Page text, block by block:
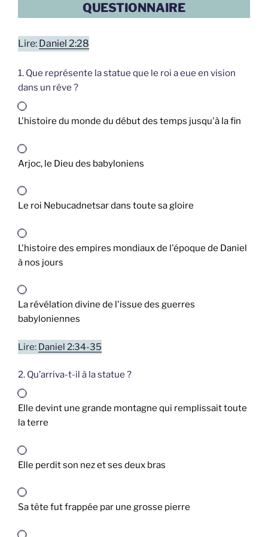
QUESTIONNAIRE
Lire: Daniel 2:28
1. Que représente la statue que le roi a eue en vision
dans un rêve ?
L'histoire du monde du début des temps jusqu'à la fin
Arjoc, le Dieu des babyloniens
Le roi Nebucadnetsar dans toute sa gloire
L'histoire des empires mondiaux de l'époque de Daniel
à nos jours
La révélation divine de l'issue des guerres
babyloniennes
Lire: Daniel 2:34-35
2. Qu’arriva-t-il à la statue ?
Elle devint une grande montagne qui remplissait toute
la terre
Elle perdit son nez et ses deux bras
Sa tête fut frappée par une grosse pierre